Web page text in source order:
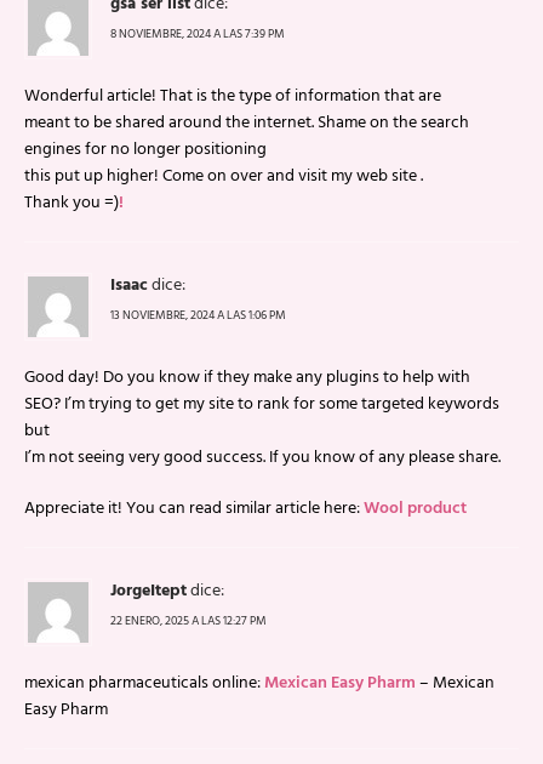
8 NOVIEMBRE, 2024 A LAS 7:39 PM
Wonderful article! That is the type of information that are
meant to be shared around the internet. Shame on the search
engines for no longer positioning
this put up higher! Come on over and visit my web site .
Thank you =)!
Isaacdice:
13 NOVIEMBRE, 2024 A LAS 1:06 PM
Good day! Do you know if they make any plugins to help with
SEO? I’m trying to get my site to rank for some targeted keywords
but
I’m not seeing very good success. If you know of any please share.
Appreciate it! You can read similar article here:Wool product
JorgeIteptdice:
22 ENERO, 2025 A LAS 12:27 PM
mexican pharmaceuticals online:Mexican Easy Pharm– Mexican
Easy Pharm